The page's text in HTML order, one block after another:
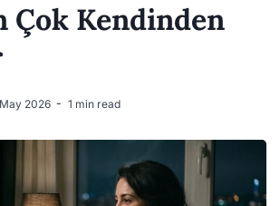
Çok Kendinden
2026 1 min read